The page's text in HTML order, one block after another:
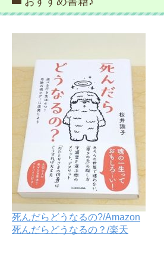
死んだらどうなるの?/Amazon
死んだらどうなるの？/楽天